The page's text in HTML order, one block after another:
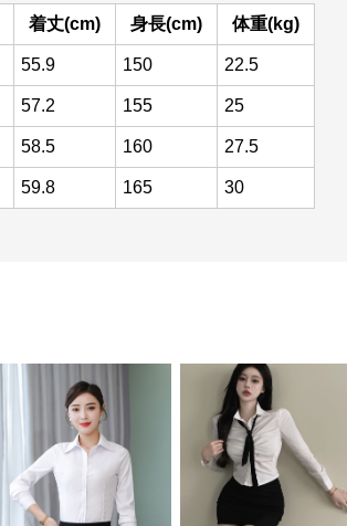
着丈(cm) 身長(cm) 体重(kg)
55.9 150 22.5
57.2 155 25
58.5 160 27.5
59.8 165 30